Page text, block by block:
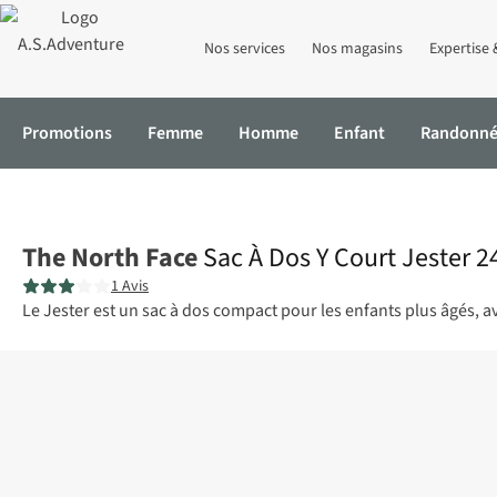
Nos services Nos magasins Expertise
Promotions Femme Homme Enfant
The North FaceSac À Dos Y Court Jester
1 Avis
Le Jester est un sac à dos compact pour les enfants plus